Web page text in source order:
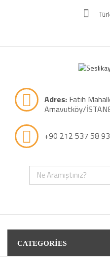
Adres: Fatih
Arnavutköy/
+90 212 537 58 93
CATEGORIES